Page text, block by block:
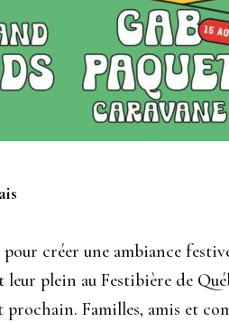
créer une ambiance
plein au Festibière de
prochain. Familles, amis et